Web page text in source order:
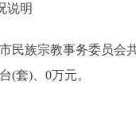
说明
族宗教事务委员会共
(套)、0万元。